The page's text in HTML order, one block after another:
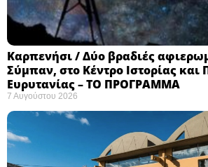
Καρπενήσι / Δύο βραδιές
Σύμπαν, στο Κέντρο Ιστορίας και
Ευρυτανίας – ΤΟ ΠΡΟΓΡΑΜΜΑ
7 Αυγούστου 2026